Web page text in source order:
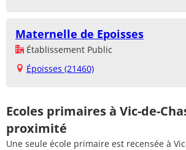
Maternelle de Epoisses
Établissement Public
Époisses (21460)
Ecoles primaires à Vic-de-
proximité
Une seule école primaire est recensée à